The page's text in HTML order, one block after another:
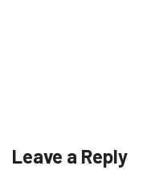
Leave a Reply